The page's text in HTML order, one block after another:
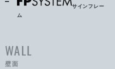
サインフレー
ム
WALL
壁面